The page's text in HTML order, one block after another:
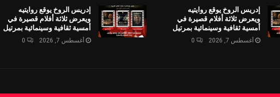
إدريس الروخ يوقع روايتيه
ويعرض ثلاثة أفلام قصيرة في
أمسية ثقافية وسينمائية بمرتيل
أغسطس 7, 2026 0
إدريس الروخ يوقع روايتيه
ويعرض ثلاثة أفلام قصيرة في
أمسية ثقافية وسينمائية بمرتيل
أغسطس 7, 2026 0